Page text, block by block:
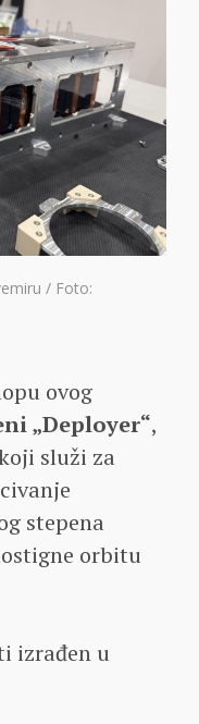
/ Foto:
ovog
„Deployer“,
služi za
stepena
orbitu
izrađen u